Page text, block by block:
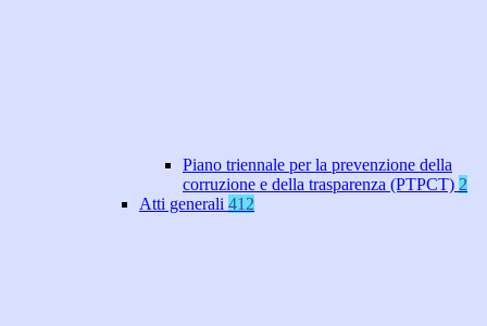
Piano triennale per la prevenzione della
corruzione e della trasparenza (PTPCT) 2
Atti generali 412